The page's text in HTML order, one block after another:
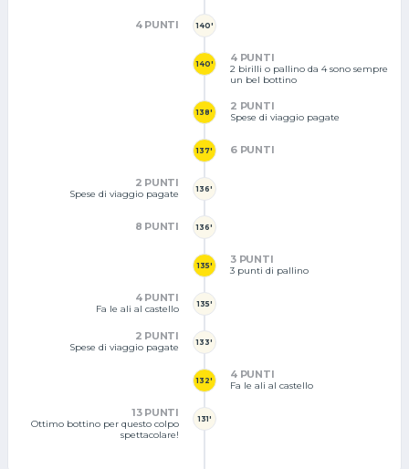
140'
4 PUNTI
140' 4 PUNTI
2 birilli o pallino da 4 sono sempre
un bel bottino
138' 2 PUNTI
Spese di viaggio pagate
137' 6 PUNTI
136'
2 PUNTI
Spese di viaggio pagate
136'
8 PUNTI
135' 3 PUNTI
3 punti di pallino
135'
4 PUNTI
Fa le ali al castello
133'
2 PUNTI
Spese di viaggio pagate
132' 4 PUNTI
Fa le ali al castello
131'
13 PUNTI
Ottimo bottino per questo colpo
spettacolare!